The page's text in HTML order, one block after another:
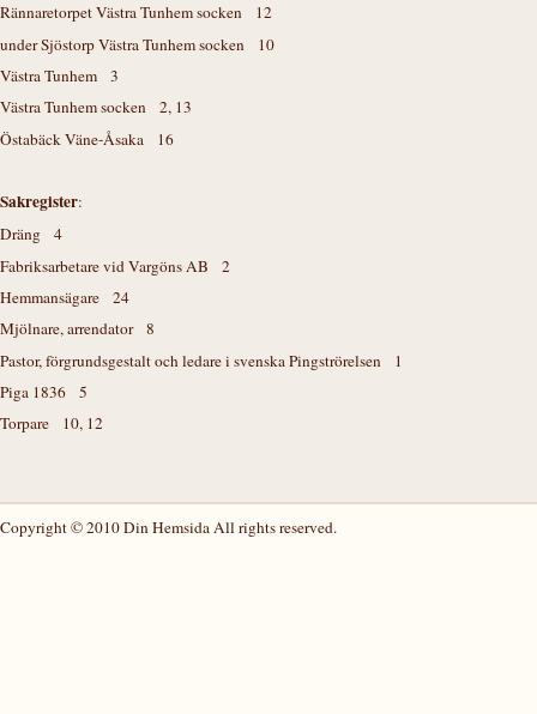
Rännaretorpet Västra Tunhem socken 12
under Sjöstorp Västra Tunhem socken 10
Västra Tunhem 3
Västra Tunhem socken 2, 13
Östabäck Väne-Åsaka 16
Sakregister:
Dräng 4
Fabriksarbetare vid Vargöns AB 2
Hemmansägare 24
Mjölnare, arrendator 8
Pastor, förgrundsgestalt och ledare i svenska Pingströrelsen 1
Piga 1836 5
Torpare 10, 12
Copyright © 2010 Din Hemsida All rights reserved.